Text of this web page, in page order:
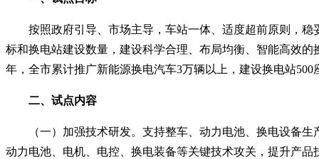
按照政府引导、市场主导，车站一体、适度超前原则，稳
标和换电站建设数量，建设科学合理、布局均衡、智能高效
年，全市累计推广新能源换电汽车3万辆以上，建设换电站500
二、试点内容
（一）加强技术研发。支持整车、动力电池、换电设备生
动力电池、电机、电控、换电装备等关键技术攻关，提升产